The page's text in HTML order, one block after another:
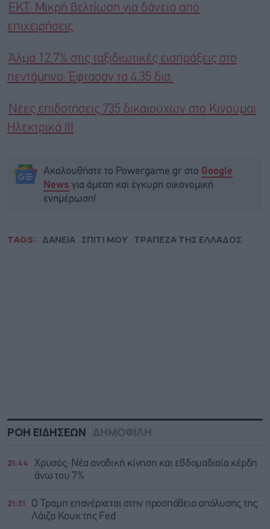
ΕΚΤ: Μικρή βελτίωση για δάνεια από
επιχειρήσεις
Άλμα 12,7% στις ταξιδιωτικές εισπράξεις στο
πεντάμηνο: Έφτασαν τα 4,35 δισ.
Νέες επιδοτήσεις 735 δικαιούχων στο Κινούμαι
Ηλεκτρικά ΙΙΙ
Ακολουθήστε το Powergame.gr στο Google
News για άμεση και έγκυρη οικονομική
ενημέρωση!
TAGS: ΔΑΝΕΙΑ ΣΠΙΤΙ ΜΟΥ ΤΡΑΠΕΖΑ ΤΗΣ ΕΛΛΑΔΟΣ
ΡΟΗ ΕΙΔΗΣΕΩΝ ΔΗΜΟΦΙΛΗ
21:44
Χρυσός: Νέα ανοδική κίνηση και εβδομαδιαία κέρδη
άνω του 7%
21:31
Ο Τραμπ επανέρχεται στην προσπάθεια απόλυσης της
Λάιζα Κουκ της Fed